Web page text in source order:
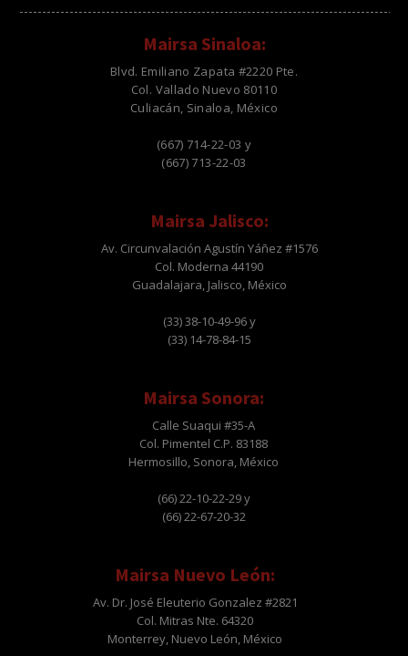
Mairsa Sinaloa:
Blvd. Emiliano Zapata #2220 Pte.
Col. Vallado Nuevo 80110
Culiacán, Sinaloa, México
(667) 714-22-03 y
(667) 713-22-03
Mairsa Jalisco:
Av. Circunvalación Agustín Yáñez #1576
Col. Moderna 44190
Guadalajara, Jalisco, México
(33) 38-10-49-96 y
(33) 14-78-84-15
Mairsa Sonora:
Calle Suaqui #35-A
Col. Pimentel C.P. 83188
Hermosillo, Sonora, México
(66) 22-10-22-29 y
(66) 22-67-20-32
Mairsa Nuevo León:
Av. Dr. José Eleuterio Gonzalez #2821
Col. Mitras Nte. 64320
Monterrey, Nuevo León, México